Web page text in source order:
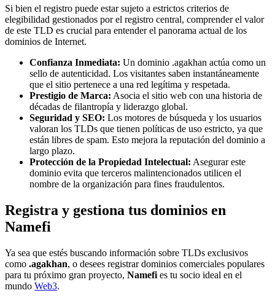
Si bien el registro puede estar sujeto a estrictos criterios de
elegibilidad gestionados por el registro central, comprender el valor
de este TLD es crucial para entender el panorama actual de los
dominios de Internet.
Confianza Inmediata: Un dominio .agakhan actúa como un
sello de autenticidad. Los visitantes saben instantáneamente
que el sitio pertenece a una red legítima y respetada.
Prestigio de Marca: Asocia el sitio web con una historia de
décadas de filantropía y liderazgo global.
Seguridad y SEO: Los motores de búsqueda y los usuarios
valoran los TLDs que tienen políticas de uso estricto, ya que
están libres de spam. Esto mejora la reputación del dominio a
largo plazo.
Protección de la Propiedad Intelectual: Asegurar este
dominio evita que terceros malintencionados utilicen el
nombre de la organización para fines fraudulentos.
Registra y gestiona tus dominios en
Namefi
Ya sea que estés buscando información sobre TLDs exclusivos
como .agakhan, o desees registrar dominios comerciales populares
para tu próximo gran proyecto, Namefi es tu socio ideal en el
mundo Web3.